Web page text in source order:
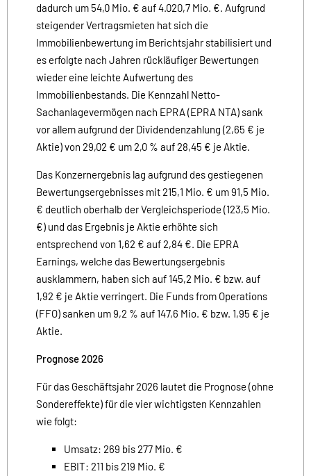
dadurch um 54,0 Mio. € auf 4.020,7 Mio. €. Aufgrund
steigender Vertragsmieten hat sich die
Immobilienbewertung im Berichtsjahr stabilisiert und
es erfolgte nach Jahren rückläufiger Bewertungen
wieder eine leichte Aufwertung des
Immobilienbestands. Die Kennzahl Netto-
Sachanlagevermögen nach EPRA (EPRA NTA) sank
vor allem aufgrund der Dividendenzahlung (2,65 € je
Aktie) von 29,02 € um 2,0 % auf 28,45 € je Aktie.
Das Konzernergebnis lag aufgrund des gestiegenen
Bewertungsergebnisses mit 215,1 Mio. € um 91,5 Mio.
€ deutlich oberhalb der Vergleichsperiode (123,5 Mio.
€) und das Ergebnis je Aktie erhöhte sich
entsprechend von 1,62 € auf 2,84 €. Die EPRA
Earnings, welche das Bewertungsergebnis
ausklammern, haben sich auf 145,2 Mio. € bzw. auf
1,92 € je Aktie verringert. Die Funds from Operations
(FFO) sanken um 9,2 % auf 147,6 Mio. € bzw. 1,95 € je
Aktie.
Prognose 2026
Für das Geschäftsjahr 2026 lautet die Prognose (ohne
Sondereffekte) für die vier wichtigsten Kennzahlen
wie folgt:
Umsatz: 269 bis 277 Mio. €
EBIT: 211 bis 219 Mio. €